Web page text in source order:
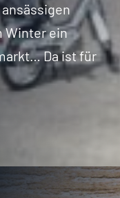
Winter ein
Da ist für